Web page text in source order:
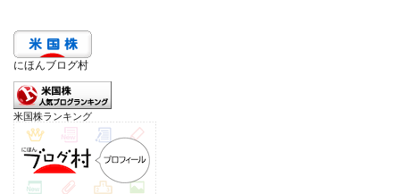
にほんブログ村
米国株ランキング